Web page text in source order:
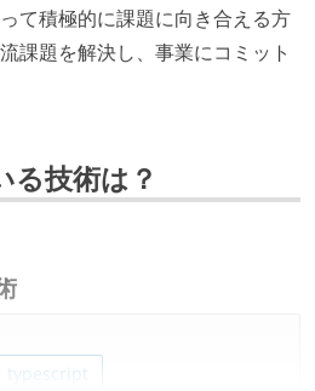
て積極的に課題に向き合える方
課題を解決し、事業にコミット
る技術は？
typescript